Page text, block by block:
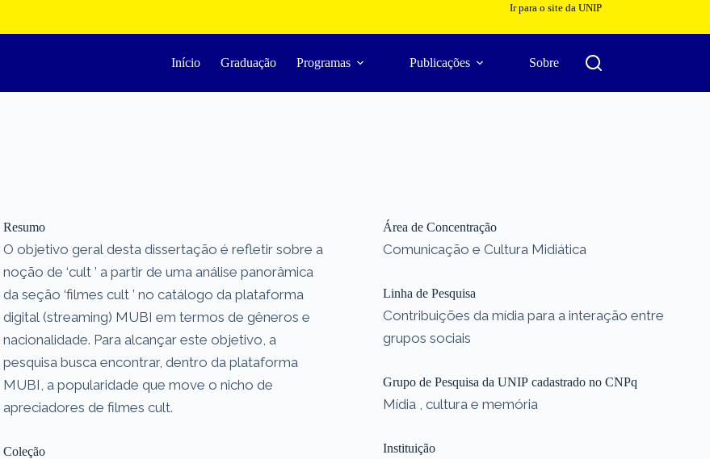
Ir para o site da UNIP
Início Graduação Programas Publicações Sobre
Resumo
O objetivo geral desta dissertação é refletir sobre a
noção de ‘cult ’ a partir de uma análise panorâmica
da seção ‘filmes cult ’ no catálogo da plataforma
digital (streaming) MUBI em termos de gêneros e
nacionalidade. Para alcançar este objetivo, a
pesquisa busca encontrar, dentro da plataforma
MUBI, a popularidade que move o nicho de
apreciadores de filmes cult.
Coleção
Área de Concentração
Comunicação e Cultura Midiática
Linha de Pesquisa
Contribuições da mídia para a interação entre
grupos sociais
Grupo de Pesquisa da UNIP cadastrado no CNPq
Mídia , cultura e memória
Instituição